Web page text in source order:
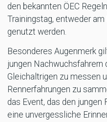
den bekannten ÖEC
Trainingstag, entweder
genutzt werden.
Besonderes Augenmerk
jungen
Gleichaltrigen zu messen
Rennerfahrungen zu
das Event, das den jungen
eine unvergessliche